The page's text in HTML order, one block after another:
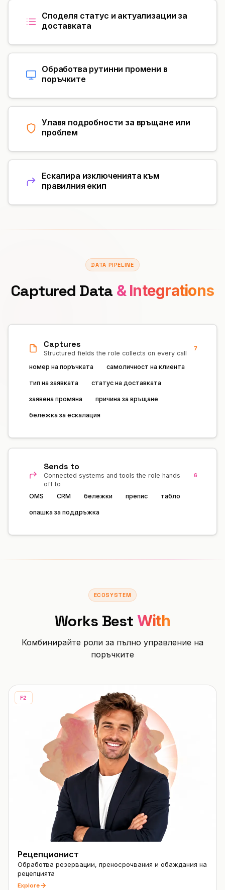
Споделя статус и актуализации за
доставката
Обработва рутинни промени в
поръчките
Улавя подробности за връщане или
проблем
Ескалира изключенията към
правилния екип
DATA PIPELINE
Captured Data & Integrations
Captures
Structured fields the role collects on every call
7
номер на поръчката самоличност на клиента
тип на заявката статус на доставката
заявена промяна причина за връщане
бележка за ескалация
Sends to
Connected systems and tools the role hands
off to
6
OMS CRM бележки препис табло
опашка за поддръжка
ECOSYSTEM
Works Best With
Комбинирайте роли за пълно управление на
поръчките
F2
Рецепционист
Обработва резервации, преносрочвания и обаждания на
рецепцията
Explore